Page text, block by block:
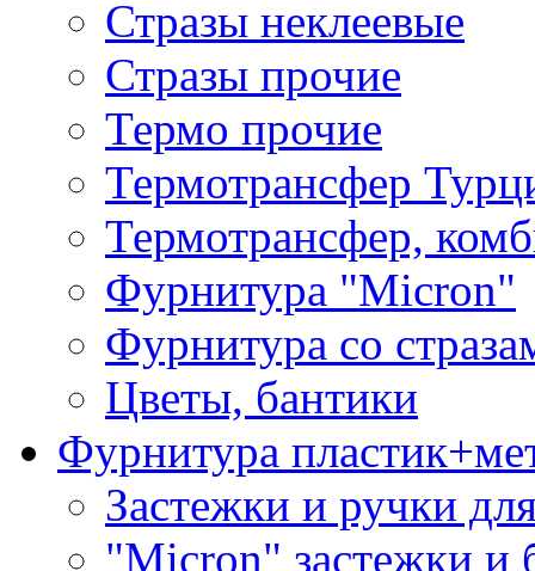
Стразы неклеевые
Стразы прочие
Термо прочие
Термотрансфер
Термотрансфер,
Фурнитура "Micron"
Фурнитура со
Цветы, бантики
Фурнитура
Застежки и ручки
"Micron" застежки и